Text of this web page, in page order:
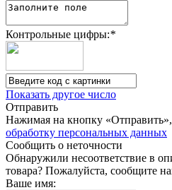
Контрольные цифры:*
Показать другое число
Отправить
Нажимая на кнопку
обработку персональных данных
Сообщить о неточности
Обнаружили несоответствие в
товара? Пожалуйста, сообщите
Ваше имя: